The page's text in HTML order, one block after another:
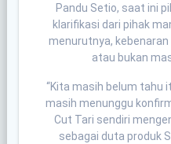
Pandu Setio, saat ini
klarifikasi dari pihak
menurutnya,
atau bukan
“Kita masih belum tahu
masih menunggu
Cut Tari sendiri
sebagai duta produk